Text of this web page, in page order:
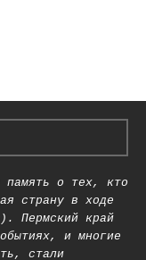
память о тех, кто
страну в ходе
Пермский край
и многие
стали